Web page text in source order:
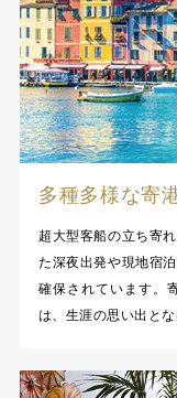
多種多様な寄
超大型客船の立ち寄
た深夜出発や現地宿
確保されています。
は、生涯の思い出とな